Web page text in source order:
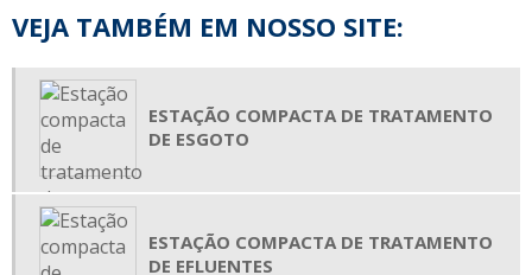
SISTEMA DE TRATAMENTO ÁGUA DE REUSO
SISTEMA DE CAPTAÇÃO DE ÁGUA DA CHUVA RESIDENCIAL
SISTEMA DE FILTRAGEM DE ÁGUA DE CHUVA
SISTEMA DE REUSO DE ÁGUA
TECNOLOGIA MBBR
TRATAMENTO DE EFLUENTES MBBR
VEJA TAMBÉM EM NOSSO SITE:
ESTAÇÃO COMPACTA DE TRATAMENTO
DE ESGOTO
ESTAÇÃO COMPACTA DE TRATAMENTO
DE EFLUENTES